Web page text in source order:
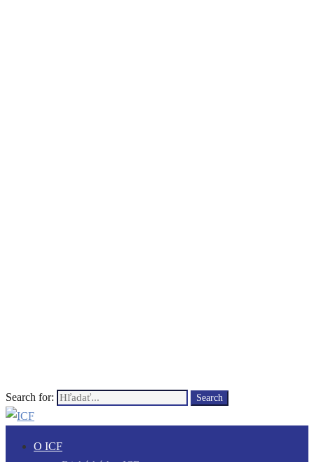
Search for: Search
O ICF